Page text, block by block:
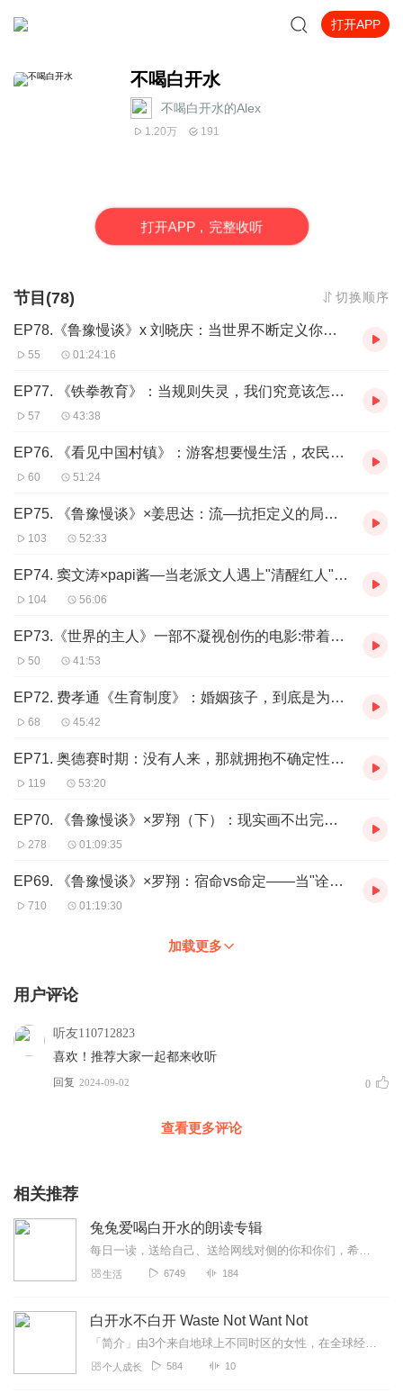
打开APP
不喝白开水
不喝白开水的Alex
1.20万 191
打开APP，完整收听
节目(78) 切换顺序
EP78.《鲁豫慢谈》x 刘晓庆：当世界不断定义你，继续创造自己的万花筒吧
55 01:24:16
EP77. 《铁拳教育》：当规则失灵，我们究竟该怎样对抗不公？
57 43:38
EP76. 《看见中国村镇》：游客想要慢生活，农民只想要活下去
60 51:24
EP75. 《鲁豫慢谈》×姜思达：流—抗拒定义的局外人，和百分之百投入的莽撞生长
103 52:33
EP74. 窦文涛×papi酱—当老派文人遇上"清醒红人"，好奇与决断的跨界交锋
104 56:06
EP73.《世界的主人》一部不凝视创伤的电影:带着伤痕热烈活着，本身就是一种反抗
50 41:53
EP72. 费孝通《生育制度》：婚姻孩子，到底是为了爱，还是“社会合作”？
68 45:42
EP71. 奥德赛时期：没有人来，那就拥抱不确定性，直到用行动把选择变对
119 53:20
EP70. 《鲁豫慢谈》×罗翔（下）：现实画不出完美的圆，我们的理想何解？
278 01:09:35
EP69. 《鲁豫慢谈》×罗翔：宿命vs命定——当"诠释学"回望时，谁在为人生写剧本？
710 01:19:30
加载更多
用户评论
听友110712823
喜欢！推荐大家一起都来收听
回复 2024-09-02 0
查看更多评论
相关推荐
兔兔爱喝白开水的朗读专辑
每日一读，送给自己、送给网线对侧的你和你们，希望可以换来浮躁内心的一分钟安静，给自己留白一刻。
生活 6749 184
白开水不白开 Waste Not Want Not
「简介」由3个来自地球上不同时区的女性，在全球经济下行阶断，又处在人生困顿迷茫的阶段，想要给生活找到一个支点和发声的地方，并提供给大家一个支持网络！如果你也跟我...
个人成长 584 10